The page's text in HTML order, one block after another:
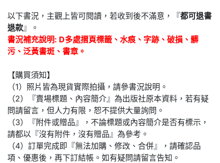
以下書況，主觀上皆可閱讀，若收到後不滿意，『都可退書
退款』。
書況補充說明: D多處摺頁標籤、水痕、字跡、破損、髒
污、泛黃書斑、書章。
【購買須知】
（1）照片皆為現貨實際拍攝，請參書況說明。
（2）『賣場標題、內容簡介』為出版社原本資料，若有疑
問請留言，但人力有限，恕不提供大量詢問。
（3）『附件或贈品』，不論標題或內容簡介是否有標示，
請都以『沒有附件，沒有贈品』為參考。
（4）訂單完成即『無法加購、修改、合併』，請確認品
項、優惠後，再下訂結帳。如有疑問請留言告知。